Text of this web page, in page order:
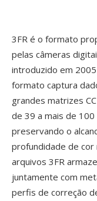
3FR é o formato
pelas câmeras
introduzido em
formato captura
grandes matrizes
de 39 a mais de
preservando o
profundidade de
arquivos 3FR
juntamente com
perfis de correção